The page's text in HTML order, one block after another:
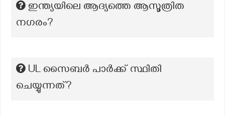
ഇന്ത്യയിലെ ആദ്യത്തെ ആസൂത്രിത
നഗരം?
UL സൈബർ പാർക്ക് സ്ഥിതി
ചെയ്യുന്നത്?